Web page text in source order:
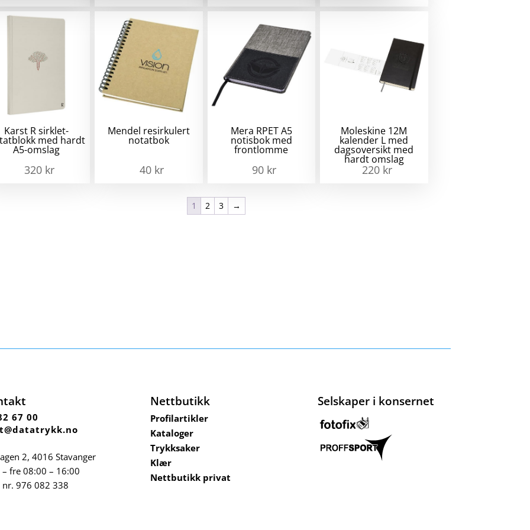
Karst R sirklet-
med hardt
A5-omslag
320 kr
Mendel resirkulert
notatbok
40 kr
Mera RPET A5
notisbok med
frontlomme
90 kr
Moleskine 12M
kalender L med
dagsoversikt med
hardt omslag
220 kr
1 2 3 →
67 00
2, 4016 Stavanger
– fre 08:00 – 16:00
nr. 976 082 338
Nettbutikk
Profilartikler
Kataloger
Trykksaker
Klær
Nettbutikk privat
Selskaper i konsernet